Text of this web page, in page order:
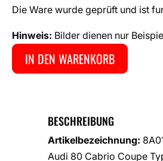
Die Ware wurde geprüft und ist
Hinweis: Bilder dienen nur
IN DEN WARENKORB
BESCHREIBUNG
Artikelbezeichnung:
Audi 80 Cabrio Coupe